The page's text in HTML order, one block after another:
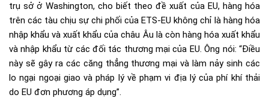
trụ sở ở Washington, cho biết theo đề xuất của EU, hàng hóa
trên các tàu chịu sự chi phối của ETS-EU không chỉ là hàng hóa
nhập khẩu và xuất khẩu của châu Âu là còn hàng hóa xuất khẩu
và nhập khẩu từ các đối tác thương mại của EU. Ông nói: “Điều
này sẽ gây ra các căng thẳng thương mại và làm nảy sinh các
lo ngại ngoại giao và pháp lý về phạm vi địa lý của phí khí thải
do EU đơn phương áp dụng”.